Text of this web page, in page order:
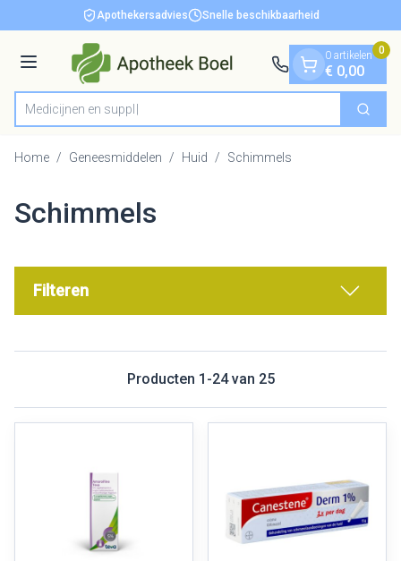
Ga naar de inhoudApothekersadvies Snelle beschikbaarheid
Menu
Product, merk, categorie...
M Zoek
0 artikelen
€ 0,00
0
Home / Geneesmiddelen / Huid / Schimmels
Schimmels
Filteren
Producten 1 -24van 25